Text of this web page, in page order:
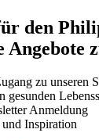
den
Angebote
zu unseren
gesunden
Anmeldung
Inspiration